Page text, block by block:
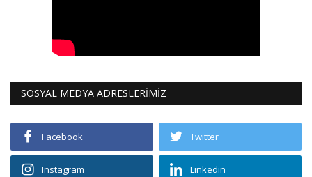
SOSYAL MEDYA ADRESLERİMİZ
Facebook Twitter
Instagram Linkedin